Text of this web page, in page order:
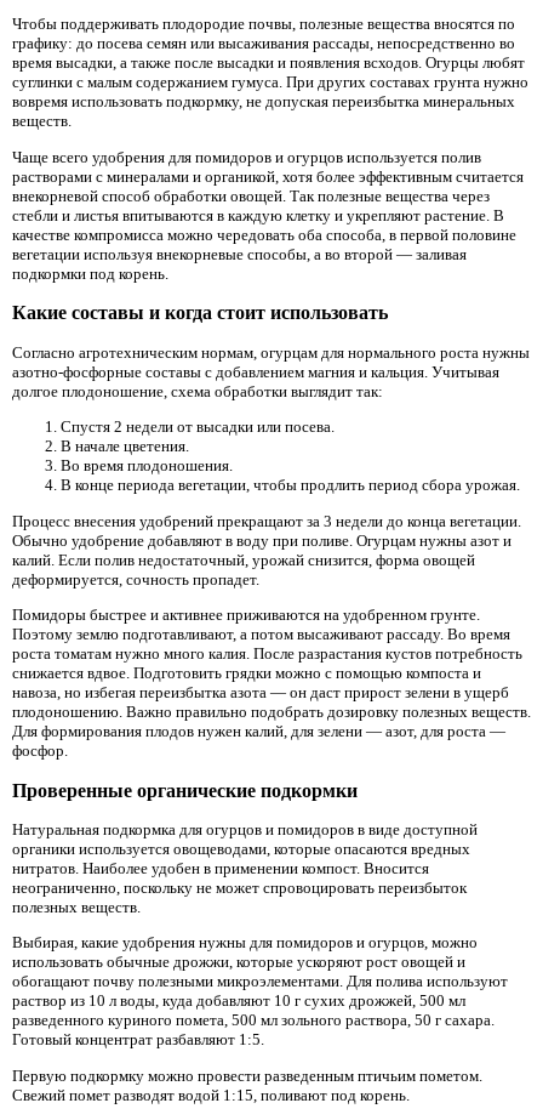
Чтобы поддерживать плодородие почвы, полезные вещества вносятся по
графику: до посева семян или высаживания рассады, непосредственно во
время высадки, а также после высадки и появления всходов. Огурцы любят
суглинки с малым содержанием гумуса. При других составах грунта нужно
вовремя использовать подкормку, не допуская переизбытка минеральных
веществ.
Чаще всего удобрения для помидоров и огурцов используется полив
растворами с минералами и органикой, хотя более эффективным считается
внекорневой способ обработки овощей. Так полезные вещества через
стебли и листья впитываются в каждую клетку и укрепляют растение. В
качестве компромисса можно чередовать оба способа, в первой половине
вегетации используя внекорневые способы, а во второй — заливая
подкормки под корень.
Какие составы и когда стоит использовать
Согласно агротехническим нормам, огурцам для нормального роста нужны
азотно-фосфорные составы с добавлением магния и кальция. Учитывая
долгое плодоношение, схема обработки выглядит так:
Спустя 2 недели от высадки или посева.
В начале цветения.
Во время плодоношения.
В конце периода вегетации, чтобы продлить период сбора урожая.
Процесс внесения удобрений прекращают за 3 недели до конца вегетации.
Обычно удобрение добавляют в воду при поливе. Огурцам нужны азот и
калий. Если полив недостаточный, урожай снизится, форма овощей
деформируется, сочность пропадет.
Помидоры быстрее и активнее приживаются на удобренном грунте.
Поэтому землю подготавливают, а потом высаживают рассаду. Во время
роста томатам нужно много калия. После разрастания кустов потребность
снижается вдвое. Подготовить грядки можно с помощью компоста и
навоза, но избегая переизбытка азота — он даст прирост зелени в ущерб
плодоношению. Важно правильно подобрать дозировку полезных веществ.
Для формирования плодов нужен калий, для зелени — азот, для роста —
фосфор.
Проверенные органические подкормки
Натуральная подкормка для огурцов и помидоров в виде доступной
органики используется овощеводами, которые опасаются вредных
нитратов. Наиболее удобен в применении компост. Вносится
неограниченно, поскольку не может спровоцировать переизбыток
полезных веществ.
Выбирая, какие удобрения нужны для помидоров и огурцов, можно
использовать обычные дрожжи, которые ускоряют рост овощей и
обогащают почву полезными микроэлементами. Для полива используют
раствор из 10 л воды, куда добавляют 10 г сухих дрожжей, 500 мл
разведенного куриного помета, 500 мл зольного раствора, 50 г сахара.
Готовый концентрат разбавляют 1:5.
Первую подкормку можно провести разведенным птичьим пометом.
Свежий помет разводят водой 1:15, поливают под корень.